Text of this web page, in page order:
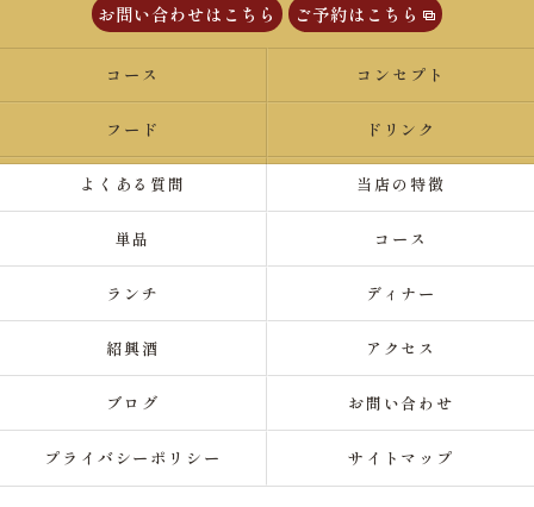
お問い合わせはこちら ご予約はこちら
コース コンセプト
フード ドリンク
よくある質問 当店の特徴
単品 コース
ランチ ディナー
紹興酒 アクセス
ブログ お問い合わせ
プライバシーポリシー サイトマップ